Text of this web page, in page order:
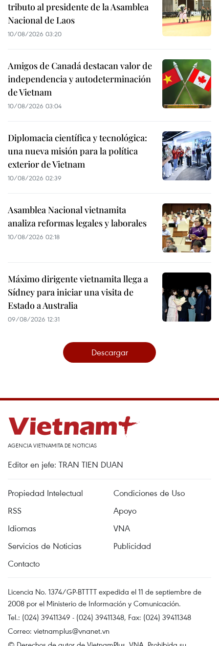
tributo al presidente de la Asamblea
Nacional de Laos
10/08/2026 03:20
Amigos de Canadá destacan valor de
independencia y autodeterminación
de Vietnam
10/08/2026 03:04
Diplomacia científica y tecnológica:
una nueva misión para la política
exterior de Vietnam
10/08/2026 02:39
Asamblea Nacional vietnamita
analiza reformas legales y laborales
10/08/2026 02:18
Máximo dirigente vietnamita llega a
Sídney para iniciar una visita de
Estado a Australia
09/08/2026 12:31
Descargar
AGENCIA VIETNAMITA DE NOTICIAS
Editor en jefe: TRAN TIEN DUAN
Propiedad Intelectual
Condiciones de Uso
RSS
Apoyo
Idiomas
VNA
Servicios de Noticias
Publicidad
Contacto
Licencia No. 1374/GP-BTTTT expedida el 11 de septiembre de
2008 por el Ministerio de Información y Comunicación.
Tel.: (024) 39411349 - (024) 39411348, Fax: (024) 39411348
Correo: vietnamplus@vnanet.vn